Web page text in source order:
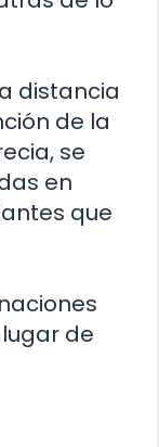
distancia
de la
se
en
que
de